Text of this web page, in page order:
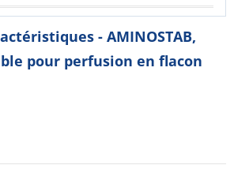
- AMINOSTAB,
pour perfusion en flacon